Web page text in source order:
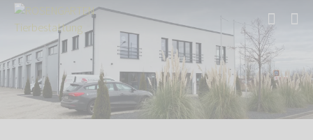
Start Über uns Aktuelles Tierbestattung am Rheinbacher Wald